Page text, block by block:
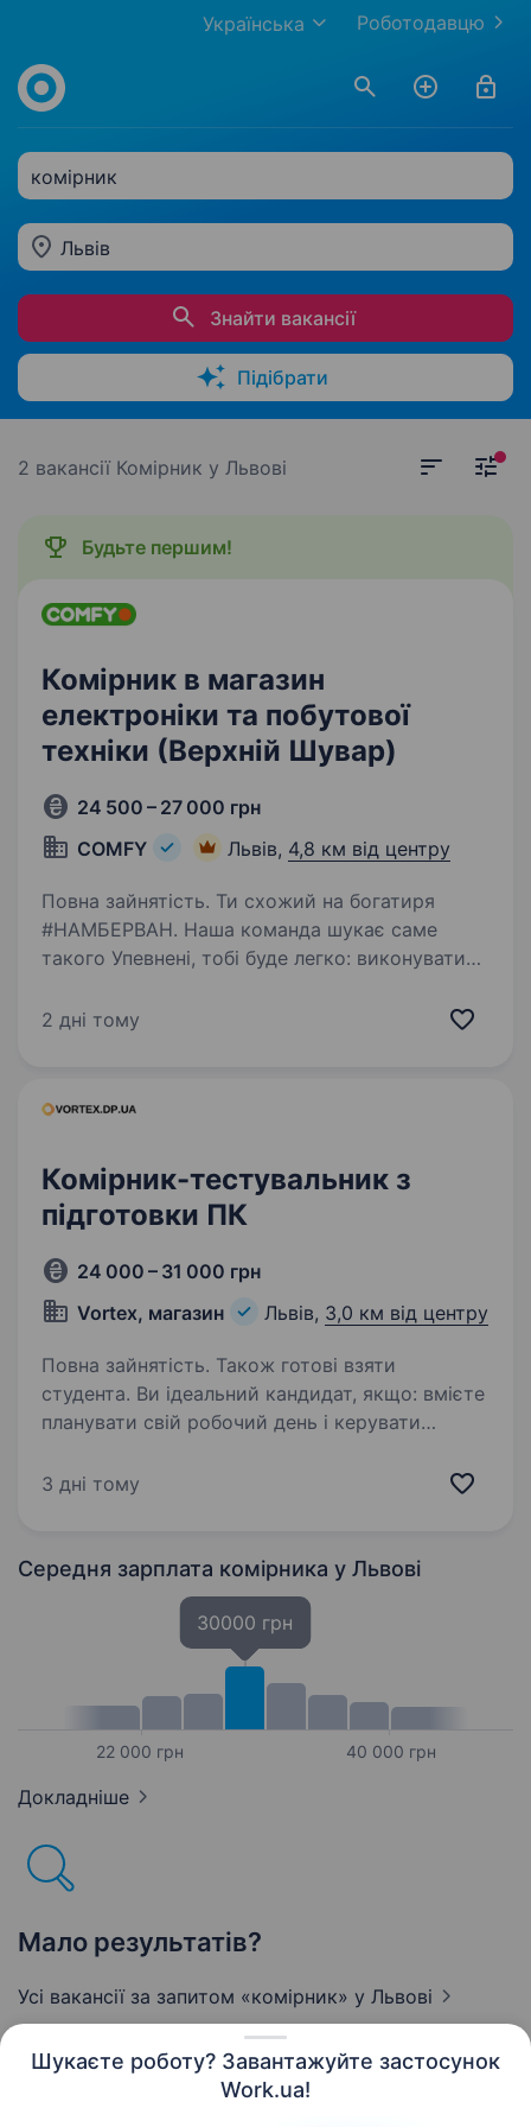
Шукаєте роботу? Завантажуйте застосунок
Work.ua!
Роботодавцю
Українська
комірник
Львів
Знайти вакансії
Підібрати
2 вакансії Комірник у Львові
Будьте першим!
Комірник в магазин
електроніки та побутової
техніки (Верхній Шувар)
24 500 – 27 000 грн
COMFY
Львів, 4,8 км від центру
Повна зайнятість. Ти схожий на богатиря
#НАМБЕРВАН. Наша команда шукає саме
такого Упевнені, тобі буде легко: виконувати
переміщувати товари на склад, в торговий зал
2 дні тому
Комірник-тестувальник з
підготовки ПК
24 000 – 31 000 грн
Vortex, магазин
Львів, 3,0 км від центру
Повна зайнятість. Також готові взяти
студента. Ви ідеальний кандидат, якщо: вмієте
планувати свій робочий день і керувати
брати на себе відповідальність розбираєтеся
3 дні тому
Середня зарплата комірника у Львові
22 000 грн
30000 грн
40 000 грн
Докладніше
Мало результатів?
Усі вакансії за запитом «комірник» у Львові